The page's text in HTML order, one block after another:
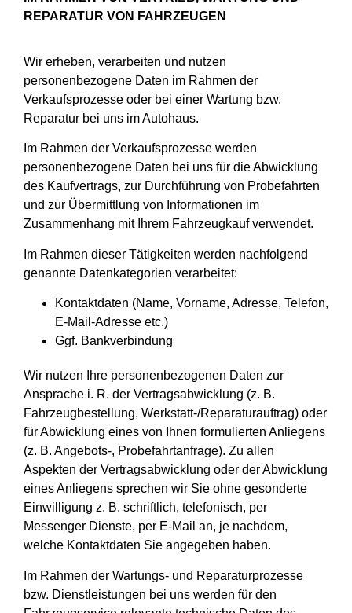
REPARATUR VON FAHRZEUGEN
Wir erheben, verarbeiten und nutzen
personenbezogene Daten im Rahmen der
Verkaufsprozesse oder bei einer Wartung bzw.
Reparatur bei uns im Autohaus.
Im Rahmen der Verkaufsprozesse werden
personenbezogene Daten bei uns für die Abwicklung
des Kaufvertrags, zur Durchführung von Probefahrten
und zur Übermittlung von Informationen im
Zusammenhang mit Ihrem Fahrzeugkauf verwendet.
Im Rahmen dieser Tätigkeiten werden nachfolgend
genannte Datenkategorien verarbeitet:
Kontaktdaten (Name, Vorname, Adresse, Telefon,
E-Mail-Adresse etc.)
Ggf. Bankverbindung
Wir nutzen Ihre personenbezogenen Daten zur
Ansprache i. R. der Vertragsabwicklung (z. B.
Fahrzeugbestellung, Werkstatt-/Reparaturauftrag) oder
für Abwicklung eines von Ihnen formulierten Anliegens
(z. B. Angebots-, Probefahrtanfrage). Zu allen
Aspekten der Vertragsabwicklung oder der Abwicklung
eines Anliegens sprechen wir Sie ohne gesonderte
Einwilligung z. B. schriftlich, telefonisch, per
Messenger Dienste, per E-Mail an, je nachdem,
welche Kontaktdaten Sie angegeben haben.
Im Rahmen der Wartungs- und Reparaturprozesse
bzw. Dienstleistungen bei uns werden für den